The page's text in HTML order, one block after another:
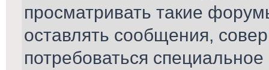
просматривать такие
оставлять сообщения,
потребоваться